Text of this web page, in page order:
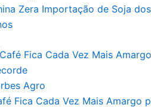
Zera Importação de Soja
Agro
Fica Cada Vez Mais Amargo